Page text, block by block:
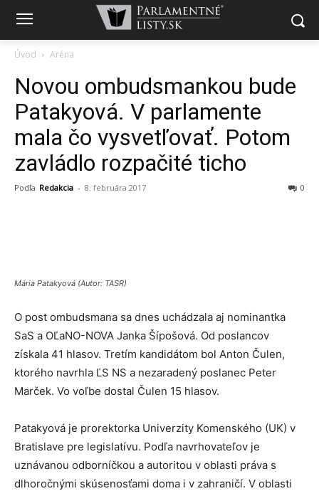
Úvod Aréna
Novou ombudsmankou bude
Patakyová. V parlamente
mala čo vysvetľovať. Potom
zavládlo rozpačité ticho
Podľa Redakcia - 8. februára 2017 0
Mária Patakyová (Autor: TASR)
O post ombudsmana sa dnes uchádzala aj nominantka
SaS a OĽaNO-NOVA Janka Šípošová. Od poslancov
získala 41 hlasov. Tretím kandidátom bol Anton Čulen,
ktorého navrhla ĽS NS a nezaradený poslanec Peter
Marček. Vo voľbe dostal Čulen 15 hlasov.
Patakyová je prorektorka Univerzity Komenského (UK) v
Bratislave pre legislatívu. Podľa navrhovateľov je
uznávanou odborníčkou a autoritou v oblasti práva s
dlhoročnými skúsenosťami doma i v zahraničí. V oblasti